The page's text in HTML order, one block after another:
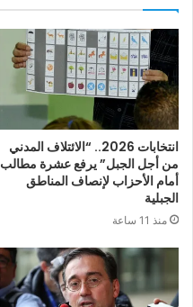
انتخابات 2026.. “الائتلاف المدني
من أجل الجبل” يرفع عشرة مطالب
أمام الأحزاب لإنصاف المناطق
الجبلية
منذ 11 ساعة